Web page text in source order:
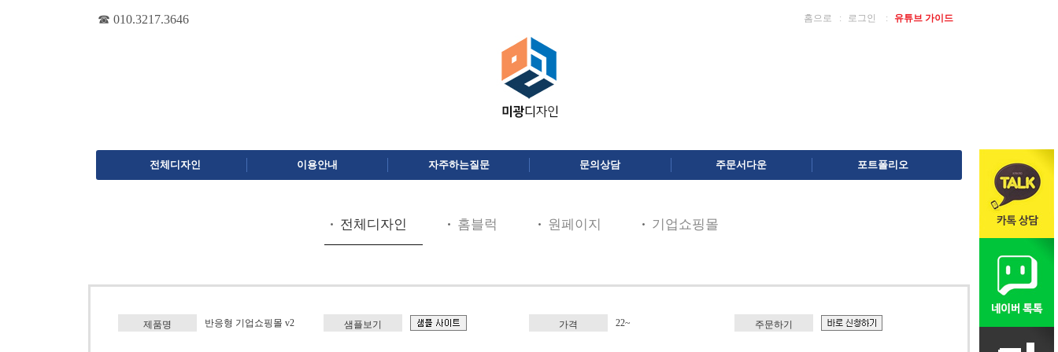
☎ 010.3217.3646 홈으로 ː 로그인 ː 유튜브 가이드
전체디자인 이용안내 자주하는질문 문의상담 주문서다운 포트폴리오
전체디자인 홈블럭 원페이지 기업쇼핑몰
제품명 반응형 기업쇼핑몰 v2 샘플보기 가격 22~ 주문하기